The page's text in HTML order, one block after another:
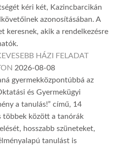
kéri két, Kazincbarcikán
azonosításában. A
keresnek, akik a rendelkezésre
HÁZI FELADAT
2026-08-08
gyermekközpontúbbá az
és Gyermekügyi
a tanulás!” című, 14
többek között a tanórák
hosszabb szüneteket,
tanulást is